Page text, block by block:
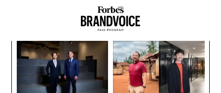
性能はRTX 3080 Tiの2倍となるとエヌビディアは主張し
ている（編集注：DLSSフレーム生成機能を使った場合
の数値。同機能なしでのゲーム性能は3080 Tiの1.4倍と
されている）。さらなる朗報として、価格はRTX 4080の
発売時より200ドル安い999ドル（約14万4000円）に設
定された。RTX 4080 SuperはRTX 4080を置き換える製
品となり、1月31日に発売される。